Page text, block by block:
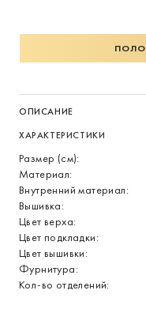
ОПИСАНИЕ
ХАРАКТЕРИСТИКИ
Размер (см):
Материал:
Внутренний материал:
Вышивка:
Цвет верха:
Цвет подкладки:
Цвет вышивки:
Фурнитура:
Кол-во отделений: